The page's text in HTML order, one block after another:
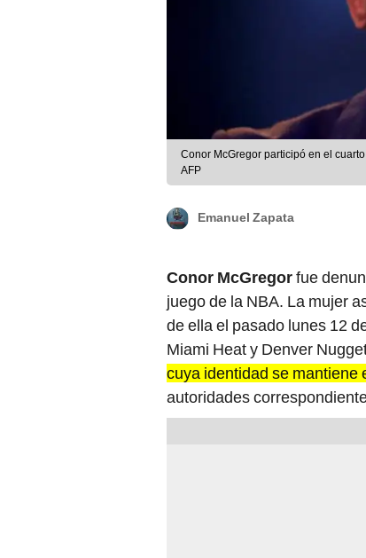
Conor McGregor participó en el
AFP
Emanuel Zapata
Conor McGregorfue
juego de la NBA. La mujer
de ella el pasado lunes 12
Miami Heat y Denver
cuya identidad se mantiene
autoridades